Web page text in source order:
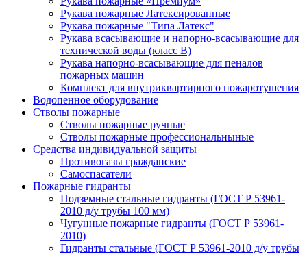
Рукава пожарные Латексированные
Рукава пожарные "Типа Латекс"
Рукава всасывающие и напорно-всасывающие для
технической воды (класс В)
Рукава напорно-всасывающие для пеналов
пожарных машин
Комплект для внутриквартирного пожаротушения
Водопенное оборудование
Стволы пожарные
Стволы пожарные ручные
Стволы пожарные профессиональныные
Средства индивидуальной защиты
Противогазы гражданские
Самоспасатели
Пожарные гидранты
Подземные стальные гидранты (ГОСТ Р 53961-
2010 д/у трубы 100 мм)
Чугунные пожарные гидранты (ГОСТ Р 53961-
2010)
Гидранты стальные (ГОСТ Р 53961-2010 д/у трубы